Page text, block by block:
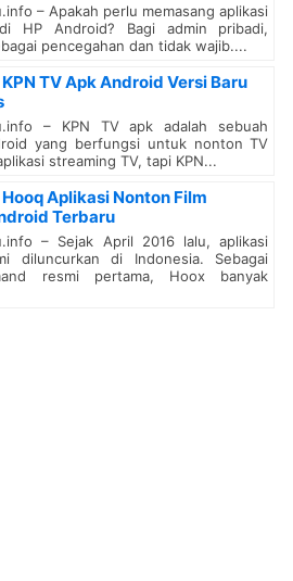
– Apakah perlu memasang aplikasi
HP Android? Bagi admin pribadi,
pencegahan dan tidak wajib....
TV Apk Android Versi Baru
– KPN TV apk adalah sebuah
yang berfungsi untuk nonton TV
streaming TV, tapi KPN...
Aplikasi Nonton Film
Terbaru
– Sejak April 2016 lalu, aplikasi
diluncurkan di Indonesia. Sebagai
resmi pertama, Hoox banyak